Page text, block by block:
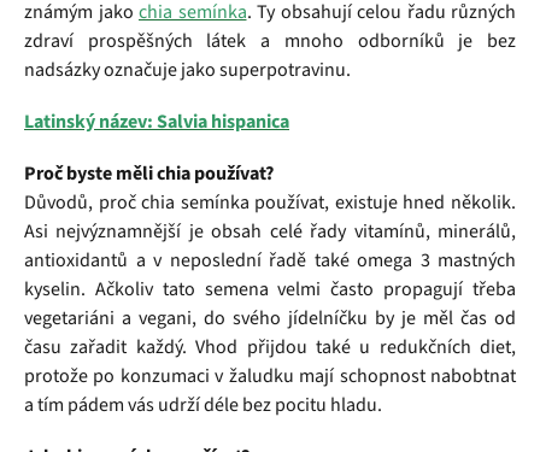
známým jako chia semínka. Ty obsahují celou řadu různých
zdraví prospěšných látek a mnoho odborníků je bez
nadsázky označuje jako superpotravinu.
Latinský název: Salvia hispanica
Proč byste měli chia používat?
Důvodů, proč chia semínka používat, existuje hned několik.
Asi nejvýznamnější je obsah celé řady vitamínů, minerálů,
antioxidantů a v neposlední řadě také omega 3 mastných
kyselin. Ačkoliv tato semena velmi často propagují třeba
vegetariáni a vegani, do svého jídelníčku by je měl čas od
času zařadit každý. Vhod přijdou také u redukčních diet,
protože po konzumaci v žaludku mají schopnost nabobtnat
a tím pádem vás udrží déle bez pocitu hladu.